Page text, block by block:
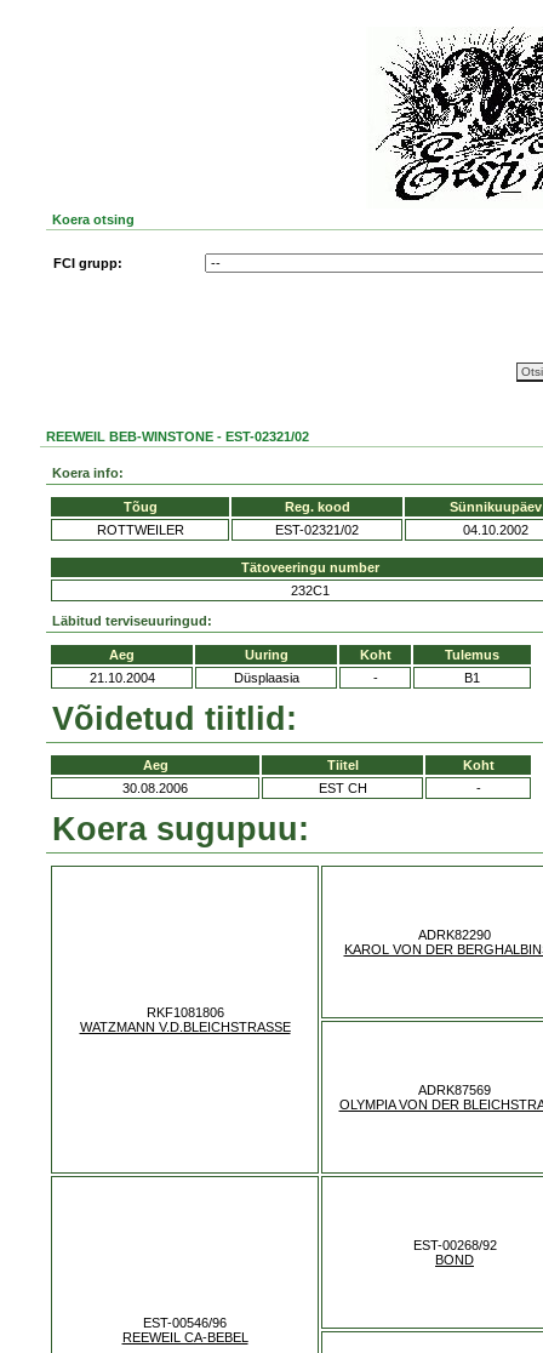
Koera otsing
FCI grupp:
REEWEIL BEB-WINSTONE - EST-02321/02
Koera info:
Tõug Reg. kood
Sünnikuupäev
ROTTWEILER
EST-02321/02 04.10.2002
Tätoveeringu number
232C1
Läbitud terviseuuringud:
Aeg Uuring Koht
Tulemus
21.10.2004
Düsplaasia - B1
Võidetud tiitlid:
Aeg Tiitel
Koht
30.08.2006
EST CH -
Koera sugupuu:
RKF1081806
WATZMANN V.D.BLEICHSTRASSE
ADRK82290
KAROL VON DER
ADRK87569
OLYMPIA VON DER
EST-00546/96
REEWEIL CA-BEBEL
EST-00268/92
BOND